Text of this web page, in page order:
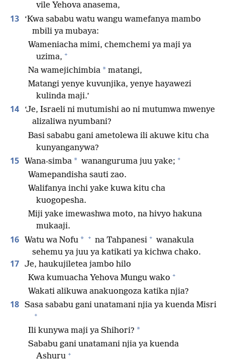
vile Yehova anasema,
13
‘Kwa sababu watu wangu wamefanya mambo
mbili ya mubaya:
Wameniacha mimi, chemchemi ya maji ya
uzima, +
Na wamejichimbia * matangi,
Matangi yenye kuvunjika, yenye hayawezi
kulinda maji.’
14
‘Je, Israeli ni mutumishi ao ni mutumwa mwenye
alizaliwa nyumbani?
Basi sababu gani ametolewa ili akuwe kitu cha
kunyanganywa?
15 Wana-simba * wananguruma juu yake; +
Wamepandisha sauti zao.
Walifanya inchi yake kuwa kitu cha
kuogopesha.
Miji yake imewashwa moto, na hivyo hakuna
mukaaji.
16 Watu wa Nofu * + na Tahpanesi + wanakula
sehemu ya juu ya katikati ya kichwa chako.
17 Je, haukujiletea jambo hilo
Kwa kumuacha Yehova Mungu wako +
Wakati alikuwa anakuongoza katika njia?
18 Sasa sababu gani unatamani njia ya kuenda Misri
+
Ili kunywa maji ya Shihori? *
Sababu gani unatamani njia ya kuenda
Ashuru +